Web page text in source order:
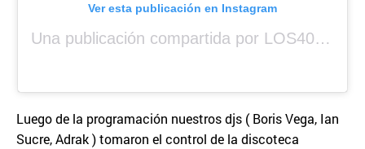
Ver esta publicación en Instagram
Una publicación compartida por LOS40 Panamá (@los40panama)
Luego de la programación nuestros djs ( Boris Vega, Ian
Sucre, Adrak ) tomaron el control de la discoteca